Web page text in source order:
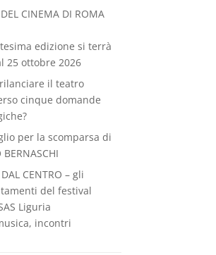
DEL CINEMA DI ROMA
edizione si terrà
25 ottobre 2026
il teatro
cinque domande
per la scomparsa di
BERNASCHI
CENTRO – gli
del festival
Liguria
incontri